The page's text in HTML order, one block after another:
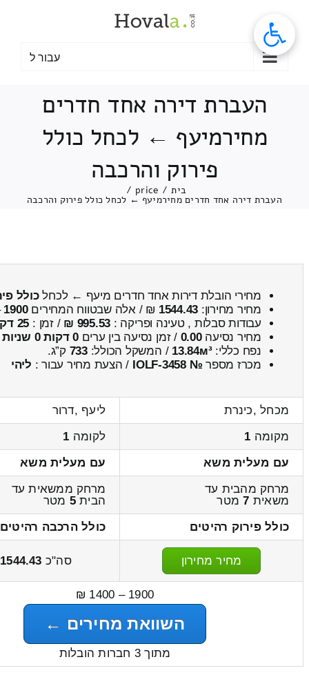
עבור ל
העברת דירה אחד חדרים
מחירמיעף ← לכחל כולל
פירוק והרכבה
בית /
price
/
העברת דירה אחד חדרים מחירמיעף ← לכחל כולל פירוק והרכבה
מחירי הובלת דירות אחד חדרים מיעף ← לכחלכולל
מחיר מחירון: 1544.43 ₪ / אלה שבטווח המחירים1900
עבודות סבלות , טעינה ופריקה : 995.53 ₪ / זמן : 25 דקות 19 שניות
מחיר נסיעה0.00 / זמן נסיעה בין ערים0 דקות 0 שניות
נפח כללי:13.84м³ / המשקל הכולל:733 ק”ג.
מכרז מספר № IOLF-3458 / הצעת מחיר עבור : ליהי
מכחל ,כינרת
ליעף ,דרור
מקומה 1 לקומה 1
עם מעלית משא
עם מעלית משא
מרחק מהבית עד
משאית 7מטר
מרחק ממשאית עד
הבית5 מטר
כולל פירוק רהיטים
כולל הרכבה רהיטים
מחיר מחירון סה"כ 1544.43
1900 – 1400 ₪
השוואת מחירים ←
מתוך 3 חברות הובלות